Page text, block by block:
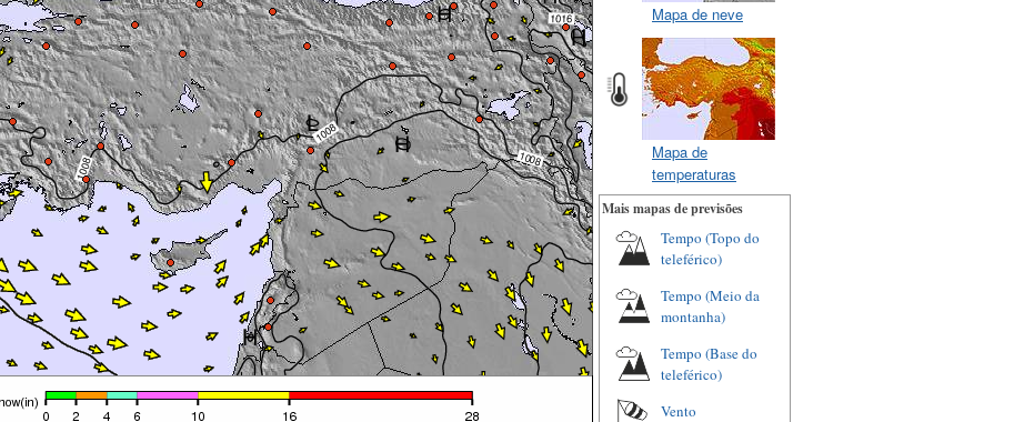
Mapa de neve
Mapa de
temperaturas
Mais mapas de previsões
Tempo (Topo do
teleférico)
Tempo (Meio da
montanha)
Tempo (Base do
teleférico)
Vento